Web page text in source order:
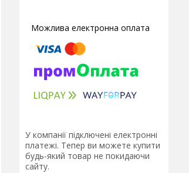
У компанії підключені електронні
платежі. Тепер ви можете купити
будь-який товар не покидаючи
сайту.